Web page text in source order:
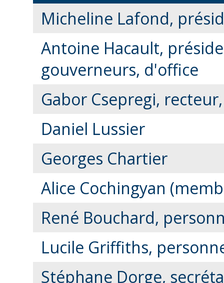
Micheline Lafond,
Antoine Hacault,
gouverneurs, d'office
Gabor Csepregi,
Daniel Lussier
Georges Chartier
Alice Cochingyan
René Bouchard,
Lucile Griffiths,
Stéphane Dorge,